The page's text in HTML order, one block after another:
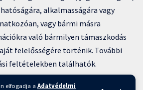
elfogadja a Adatvédelmi
alkalmasságára vagy
vagy bármi másra
való bármilyen támaszkodás
felelősségére történik. További
feltételekben találhatók.
© 2025 BFKH.hu